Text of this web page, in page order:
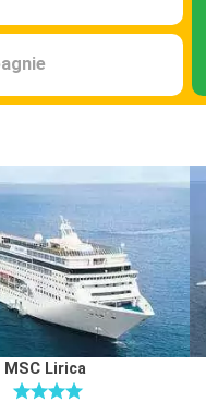
MSC Lirica